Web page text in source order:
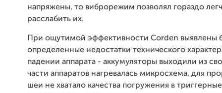
напряжены, то виброрежим позволял гораздо
расслабить их.
При ощутимой эффективности Corden выявлены
определенные недостатки технического
падении аппарата - аккумуляторы выходили из
части аппаратов нагревалась микросхема, для
шеи не хватало качества погружения в